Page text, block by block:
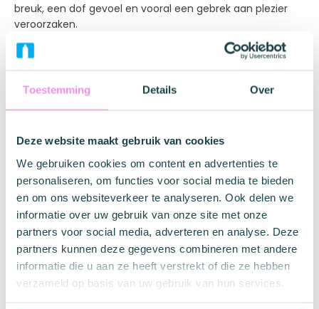
Toestemming Details Over
Deze website maakt gebruik van cookies
We gebruiken cookies om content en advertenties te
personaliseren, om functies voor social media te bieden
en om ons websiteverkeer te analyseren. Ook delen we
informatie over uw gebruik van onze site met onze
partners voor social media, adverteren en analyse. Deze
partners kunnen deze gegevens combineren met andere
informatie die u aan ze heeft verstrekt of die ze hebben
verzameld op basis van uw gebruik van hun services.
breuk, een dof gevoel en vooral een gebrek aan plezier
veroorzaken.
Bovendien variëren condooms die momenteel op de
vorm. Maar ze fluctueren nauwelijks in grootte. De grootte
maar een paar condooms verkrijgbaar in maat 57 mm,
een condoommaat die al als erg groot wordt beschouwd.
Als we echter kijken naar recente studies over de penis in
erectie, bleken de breedtes van 58 - 61 mm de
gemiddelde maten te zijn.
MISTER SIZE -7 condoommaten voor een perfecte
pasvorm! Biedt meer comfort, veiligheid en gevoel!
Specificaties Mister Size Condooms